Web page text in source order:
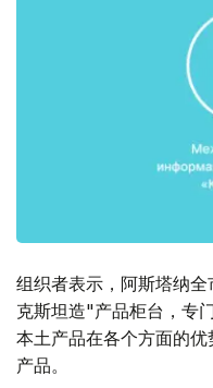
组织者表示，阿斯塔纳
克斯坦造"产品柜台，专
本土产品在各个方面的
产品。